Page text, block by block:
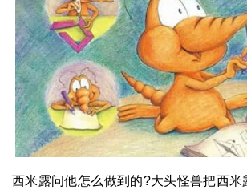
西米露问他怎么做到的?大头怪兽把西米